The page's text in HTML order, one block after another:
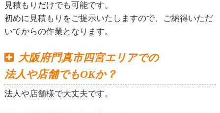
見積もりだけでも可能です。
初めに見積もりをご提示いたしますので、ご納得いただ
いてからの作業となります。
大阪府門真市四宮エリアでの
法人や店舗でもOKか？
法人や店舗様で大丈夫です。